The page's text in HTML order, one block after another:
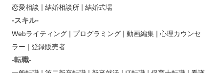
恋愛相談 | 結婚相談所 | 結婚式場
-スキル-
Webライティング | プログラミング | 動画編集 | 心理カウンセ
ラー | 登録販売者
-転職-